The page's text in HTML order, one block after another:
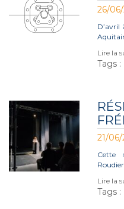
26/
D’avril
Lire la
Tags :
21/
Cette
Lire la
Tags :